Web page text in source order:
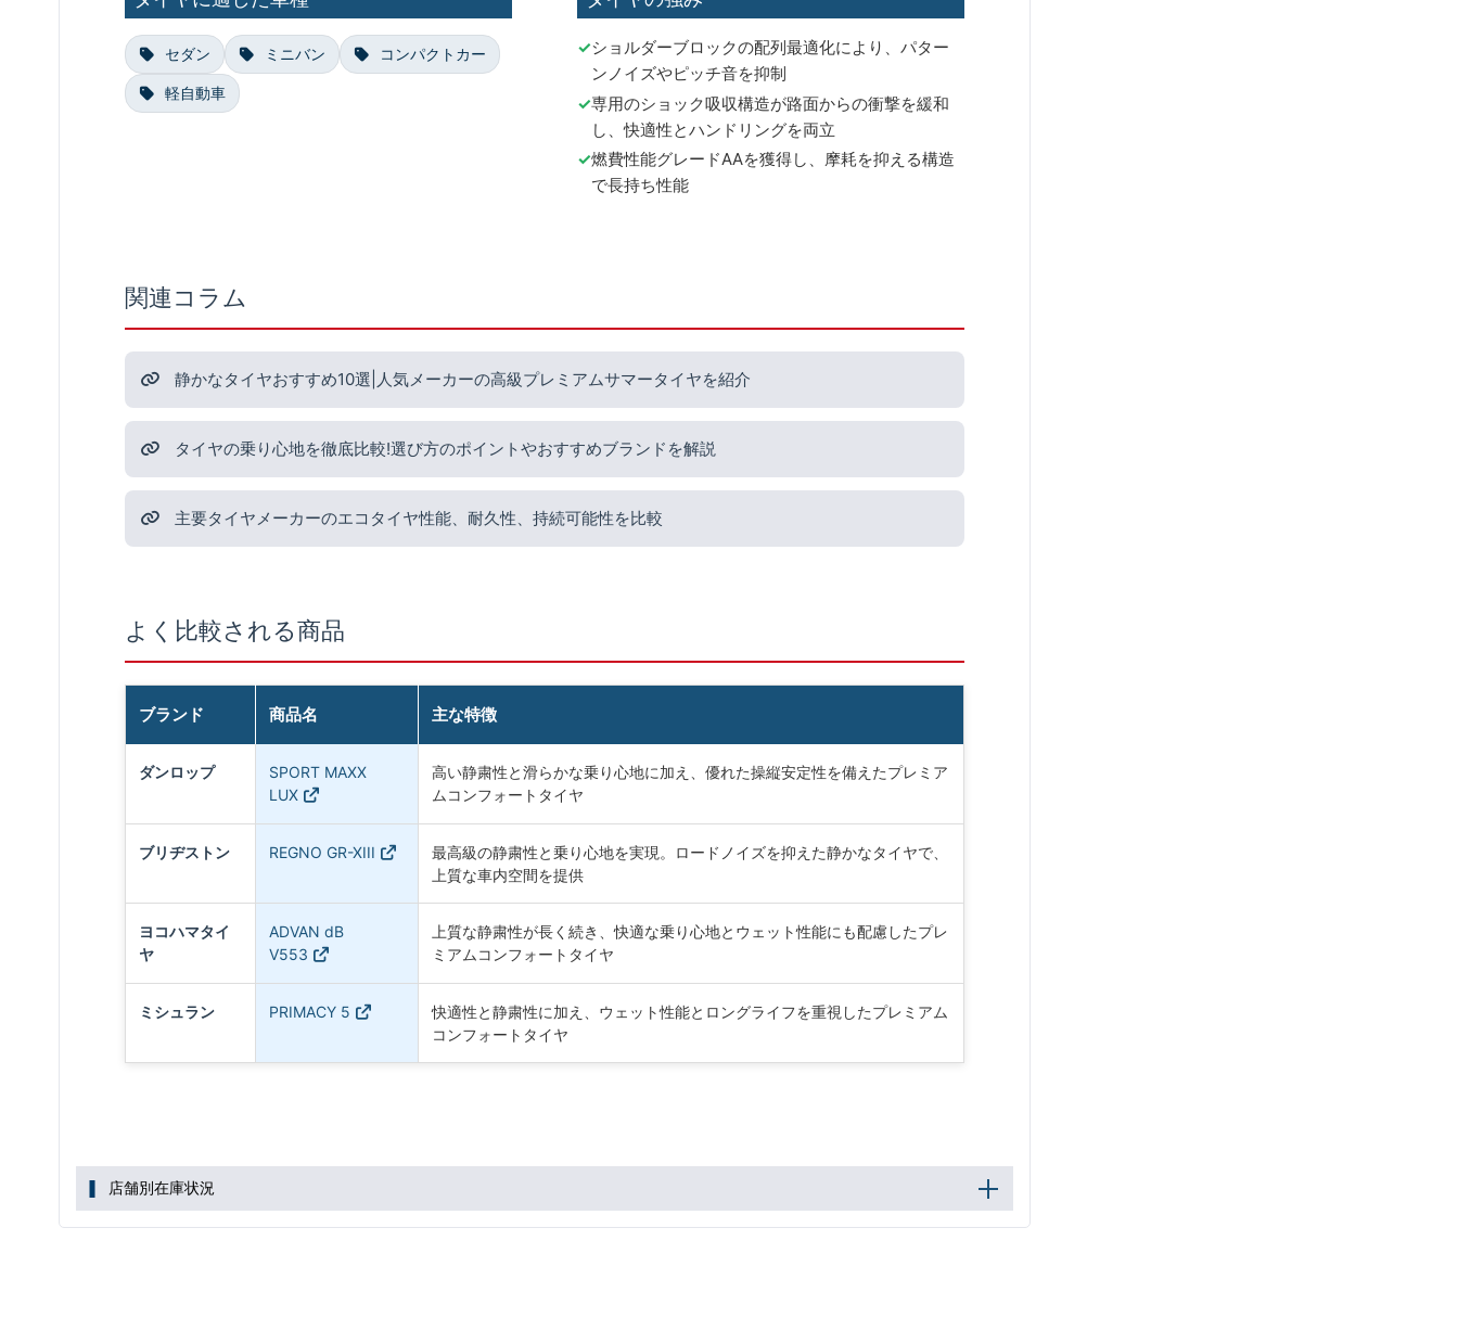
セダン ミニバン コンパクトカー
軽自動車
ショルダーブロックの配列最適化により、パター
ンノイズやピッチ音を抑制
専用のショック吸収構造が路面からの衝撃を緩和
し、快適性とハンドリングを両立
燃費性能グレードAAを獲得し、摩耗を抑える構造
で長持ち性能
関連コラム
静かなタイヤおすすめ10選|人気メーカーの高級プレミアムサマータイヤを紹介
タイヤの乗り心地を徹底比較!選び方のポイントやおすすめブランドを解説
主要タイヤメーカーのエコタイヤ性能、耐久性、持続可能性を比較
よく比較される商品
ブランド 商品名 主な特徴
ダンロップ
SPORT MAXX
LUX
高い静粛性と滑らかな乗り心地に加え、優れた操縦安定性を備えたプレミア
ムコンフォートタイヤ
ブリヂストン REGNO GR-XIII
最高級の静粛性と乗り心地を実現。ロードノイズを抑えた静かなタイヤで、
上質な車内空間を提供
ヨコハマタイ
ヤ
ADVAN dB
V553
上質な静粛性が長く続き、快適な乗り心地とウェット性能にも配慮したプレ
ミアムコンフォートタイヤ
ミシュラン PRIMACY 5
快適性と静粛性に加え、ウェット性能とロングライフを重視したプレミアム
コンフォートタイヤ
店舗別在庫状況